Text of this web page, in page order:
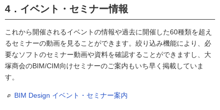
4．イベント・セミナー情報
これから開催されるイベントの情報や過去に開催した60種類を超え
るセミナーの動画を見ることができます。絞り込み機能により、必
要なソフトのセミナー動画や資料を確認することができますし、大
塚商会のBIM/CIM向けセミナーのご案内もいち早く掲載していま
す。
BIM Design イベント・セミナー案内